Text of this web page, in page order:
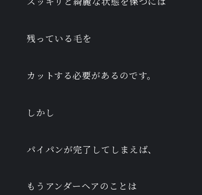
残っている毛を
カットする必要があるのです。
しかし
パイパンが完了してしまえば、
もうアンダーヘアのことは